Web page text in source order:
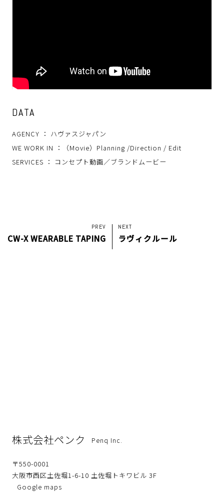
DATA
AGENCY ： ハヴァスジャパン
WE WORK IN ：（Movie）Planning /Direction / Edit
SERVICES ：
コンセプト動画／ブランドムービー
PREV
CW-X WEARABLE TAPING
NEXT
ラヴィクルール
株式会社ペンク Penq Inc.
〒550-0001
大阪市西区土佐堀1-6-10 土佐堀トキワビル 3F
Google maps